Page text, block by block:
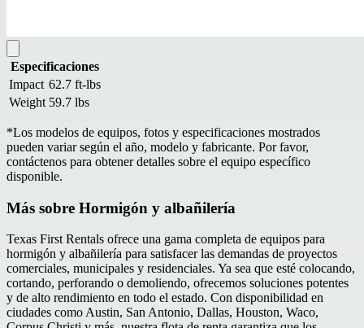
Especificaciones
Impact 62.7 ft-lbs
Weight 59.7 lbs
*Los modelos de equipos, fotos y especificaciones mostrados
pueden variar según el año, modelo y fabricante. Por favor,
contáctenos para obtener detalles sobre el equipo específico
disponible.
Más sobre Hormigón y albañilería
Texas First Rentals ofrece una gama completa de equipos para
hormigón y albañilería para satisfacer las demandas de proyectos
comerciales, municipales y residenciales. Ya sea que esté colocando,
cortando, perforando o demoliendo, ofrecemos soluciones potentes
y de alto rendimiento en todo el estado. Con disponibilidad en
ciudades como Austin, San Antonio, Dallas, Houston, Waco,